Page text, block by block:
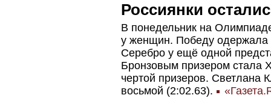
Россиянки
В понедельник на
у женщин. Победу
Серебро у ещё одной
Бронзовым призером стала
чертой призеров. Светлана
восьмой (2:02.63).